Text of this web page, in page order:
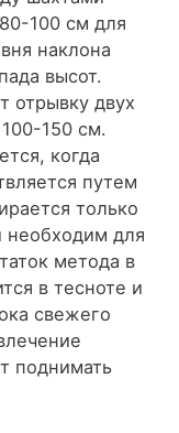
100 см для
наклона
высот.
отрывку двух
150 см.
когда
путем
только
необходим для
метода в
в тесноте и
свежего
поднимать